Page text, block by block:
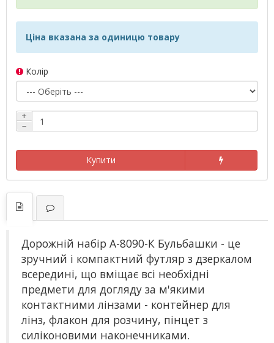
Ціна вказана за одиницю товару
Колір
+
−
Купити
Дорожній набір А-8090-К Бульбашки - це
зручний і компактний футляр з дзеркалом
всередині, що вміщає всі необхідні
предмети для догляду за м'якими
контактними лінзами - контейнер для
лінз, флакон для розчину, пінцет з
силіконовими наконечниками.